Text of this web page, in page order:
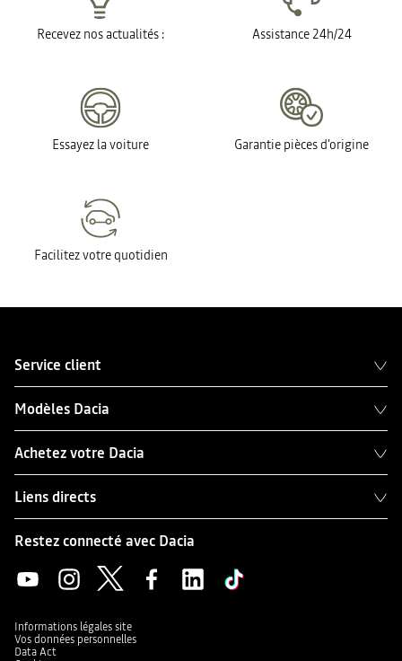
Recevez nos actualités : Assistance 24h/24
Essayez la voiture Garantie pièces d'origine
Facilitez votre quotidien
Service client
Modèles Dacia
Achetez votre Dacia
Liens directs
Restez connecté avec Dacia
Informations légales site
Vos données personnelles
Data Act